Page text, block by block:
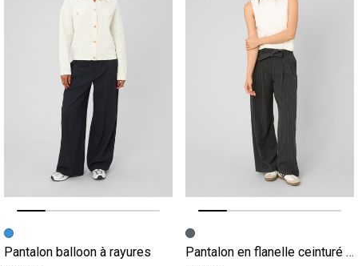
Image précédente
Image suivante
Pantalon balloon à rayures
Image précédente
Image suivante
Pantalon en flanelle ceinturé à rayures